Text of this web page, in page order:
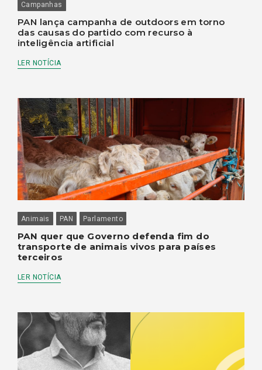
Campanhas
PAN lança campanha de outdoors em torno
das causas do partido com recurso à
inteligência artificial
LER NOTÍCIA
Animais PAN Parlamento
PAN quer que Governo defenda fim do
transporte de animais vivos para países
terceiros
LER NOTÍCIA